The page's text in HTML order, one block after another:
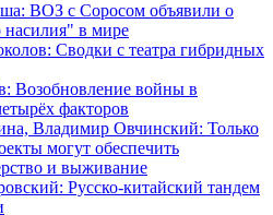
ВОЗ с Соросом объявили о
в мире
Сводки с театра гибридных
Возобновление войны в
факторов
Владимир Овчинский: Только
могут обеспечить
и выживание
Русско-китайский тандем